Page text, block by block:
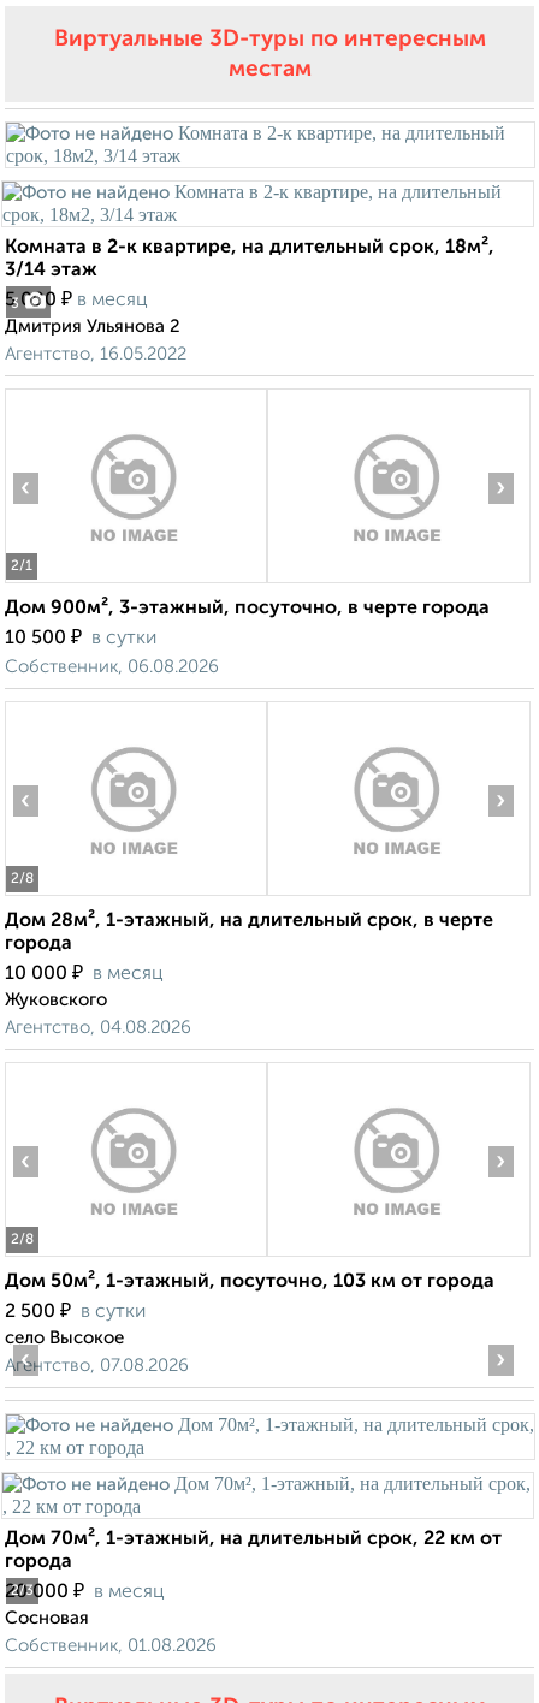
Виртуальные 3D-туры по интересным
местам
3
Комната в 2-к квартире, на длительный срок, 18м²,
3/14 этаж
5 000 ₽ в месяц
Дмитрия Ульянова 2
Агентство, 16.05.2022
2/1
‹ ›
Дом 900м², 3-этажный, посуточно, в черте города
10 500 ₽ в сутки
Собственник, 06.08.2026
2/8
‹ ›
Дом 28м², 1-этажный, на длительный срок, в черте
города
10 000 ₽ в месяц
Жуковского
Агентство, 04.08.2026
2/8
‹ ›
Дом 50м², 1-этажный, посуточно, 103 км от города
2 500 ₽ в сутки
село Высокое
Агентство, 07.08.2026
2/3
‹ ›
Дом 70м², 1-этажный, на длительный срок, 22 км от
города
20 000 ₽ в месяц
Сосновая
Собственник, 01.08.2026